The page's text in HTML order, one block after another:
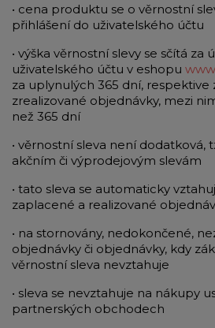
• cena produktu se o věrnostní
přihlášení do uživatelského účtu
• výška věrnostní slevy se sčítá za
uživatelského účtu v eshopu
za uplynulých 365 dní, respektive
zrealizované objednávky, mezi
než 365 dní
• věrnostní sleva není dodatková,
akčním či výprodejovým slevám
• tato sleva se automaticky
zaplacené a realizované
• na stornovány, nedokončené,
objednávky či objednávky, kdy
věrnostní sleva nevztahuje
• sleva se nevztahuje na nákupy
partnerských obchodech